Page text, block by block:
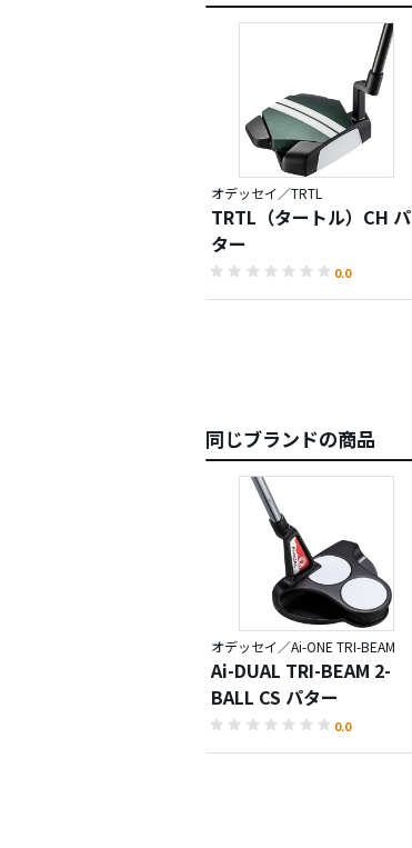
オデッセイ／TRTL
TRTL（タートル）CH パ
ター
0.0
同じブランドの商品
オデッセイ／Ai-ONE TRI-BEAM
Ai-DUAL TRI-BEAM 2-
BALL CS パター
0.0